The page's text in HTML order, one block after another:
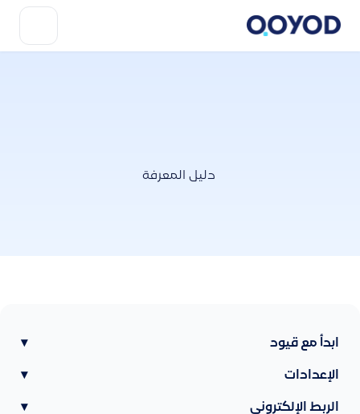
دليل المعرفة
ابدأ مع قيود ▾
الإعدادات ▾
الربط الإلكتروني ▾